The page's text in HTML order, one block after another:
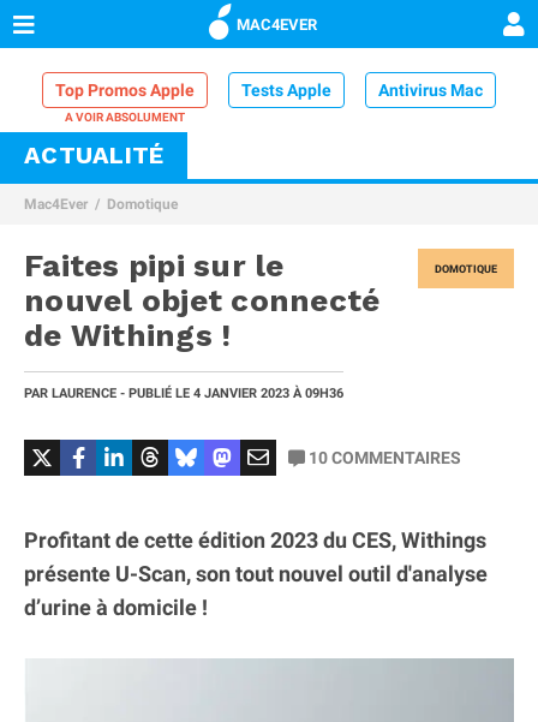
MAC4EVER
Top Promos Apple Tests Apple Antivirus Mac
VPN Mac
Comparatif iPhone
ACTUALITÉ
Mac4Ever Domotique
DOMOTIQUE
Faites pipi sur le
nouvel objet connecté
de Withings !
PAR LAURENCE - PUBLIÉ LE 4 JANVIER 2023 À 09H36
10COMMENTAIRES
Profitant de cette édition 2023 du CES, Withings
présente U-Scan, son tout nouvel outil d'analyse
d’urine à domicile !